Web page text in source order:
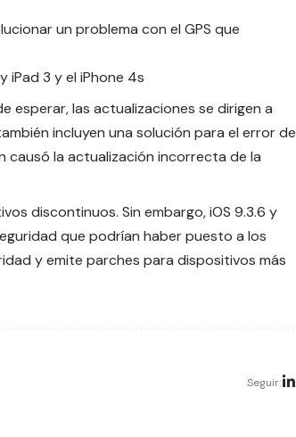
un problema con el GPS que
iPad 3 y el iPhone 4s
esperar, las actualizaciones se dirigen a
incluyen una solución para el error de
causó la actualización incorrecta de la
discontinuos. Sin embargo, iOS 9.3.6 y
que podrían haber puesto a los
y emite parches para dispositivos más
Seguir: